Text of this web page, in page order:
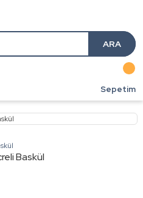
ARA
Sepetim
Baskül